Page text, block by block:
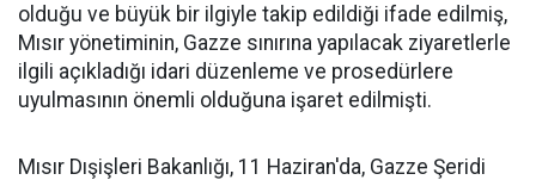
olduğu ve büyük bir ilgiyle takip edildiği ifade edilmiş,
Mısır yönetiminin, Gazze sınırına yapılacak ziyaretlerle
ilgili açıkladığı idari düzenleme ve prosedürlere
uyulmasının önemli olduğuna işaret edilmişti.
Mısır Dışişleri Bakanlığı, 11 Haziran'da, Gazze Şeridi